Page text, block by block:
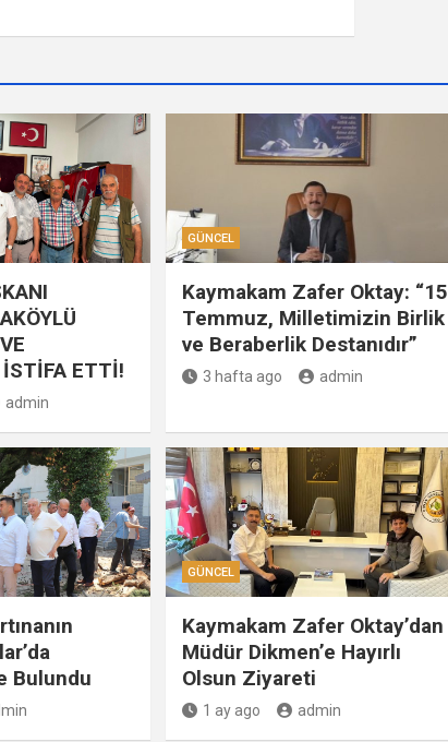
İSTİFA ETTİ!
admin
GÜNCEL
Kaymakam Zafer Oktay: “15
Temmuz, Milletimizin Birlik
ve Beraberlik Destanıdır”
3 hafta ago admin
Bulundu
GÜNCEL
Kaymakam Zafer Oktay’dan
Müdür Dikmen’e Hayırlı
Olsun Ziyareti
1 ay ago admin